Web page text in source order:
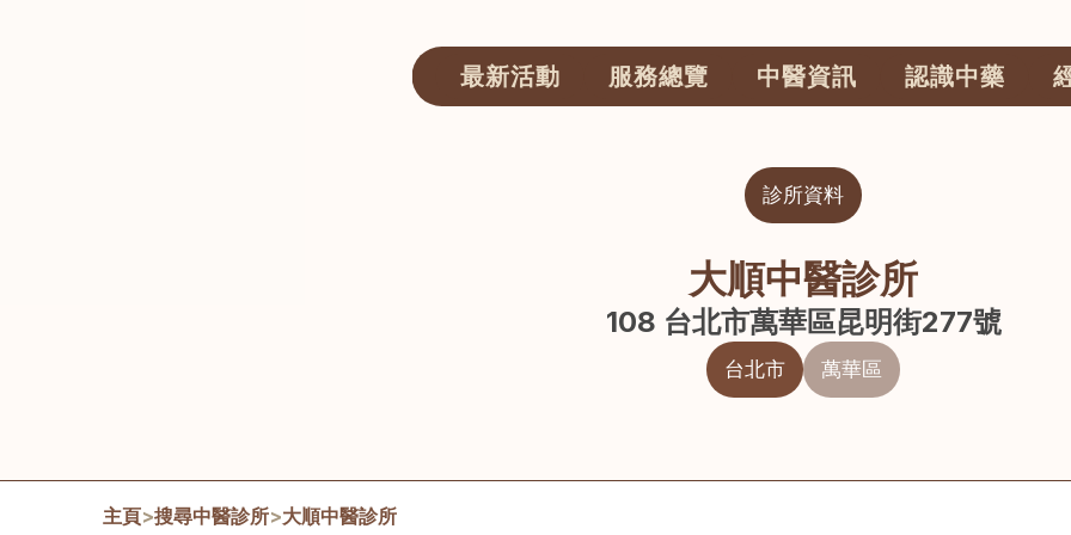
最新活動 服務總覽 中醫資訊 認識中藥
診所資料
大順中醫診所
108 台北市萬華區昆明街277號
台北市 萬華區
主頁>搜尋中醫診所>大順中醫診所